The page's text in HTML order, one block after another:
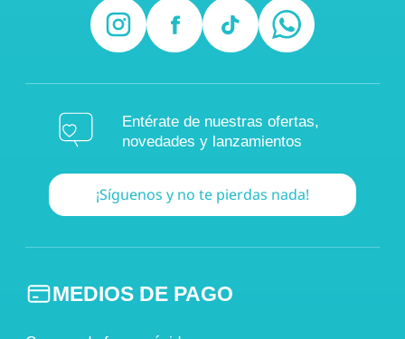
Entérate de nuestras ofertas,
novedades y lanzamientos
¡Síguenos y no te pierdas nada!
MEDIOS DE PAGO